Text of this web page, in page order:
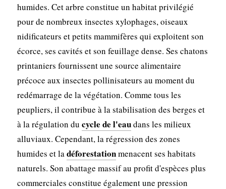
humides. Cet arbre constitue un habitat privilégié
pour de nombreux insectes xylophages, oiseaux
nidificateurs et petits mammifères qui exploitent son
écorce, ses cavités et son feuillage dense. Ses chatons
printaniers fournissent une source alimentaire
précoce aux insectes pollinisateurs au moment du
redémarrage de la végétation. Comme tous les
peupliers, il contribue à la stabilisation des berges et
à la régulation du cycle de l'eaudans les milieux
alluviaux. Cependant, la régression des zones
humides et ladéforestationmenacent ses habitats
naturels. Son abattage massif au profit d'espèces plus
commerciales constitue également une pression